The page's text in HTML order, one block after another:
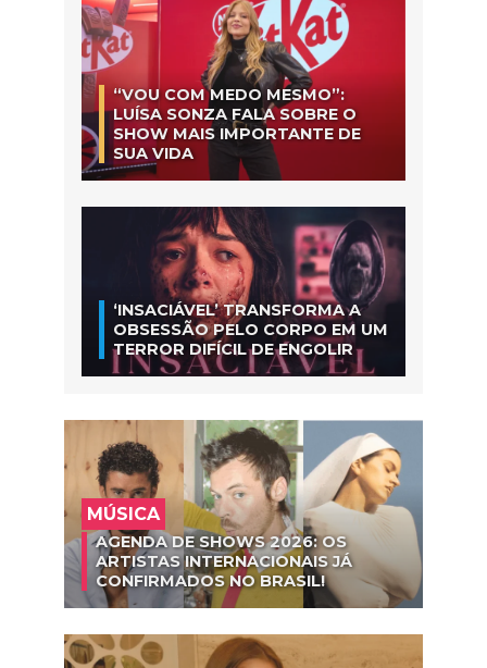
“VOU COM MEDO MESMO”:
LUÍSA SONZA FALA SOBRE O
SHOW MAIS IMPORTANTE DE
SUA VIDA
‘INSACIÁVEL’ TRANSFORMA A
OBSESSÃO PELO CORPO EM UM
TERROR DIFÍCIL DE ENGOLIR
MÚSICA
AGENDA DE SHOWS 2026: OS
ARTISTAS INTERNACIONAIS JÁ
CONFIRMADOS NO BRASIL!